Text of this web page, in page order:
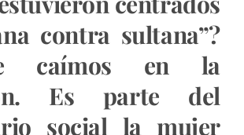
contra sultana”?
caímos en la
Es parte del
social la mujer